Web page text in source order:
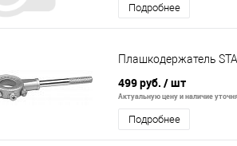
Подробнее
Плашкодержатель
499 руб. / шт
Актуальную цену и наличие
Подробнее